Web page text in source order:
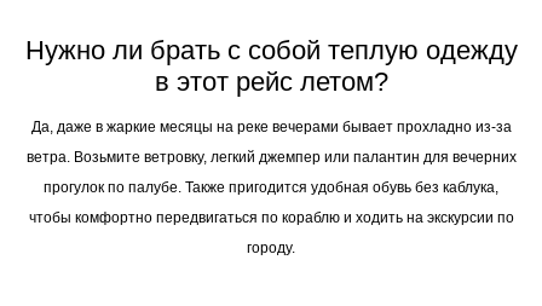
Нужно ли брать с собой теплую одежду
в этот рейс летом?
Да, даже в жаркие месяцы на реке вечерами бывает прохладно из-за
ветра. Возьмите ветровку, легкий джемпер или палантин для вечерних
прогулок по палубе. Также пригодится удобная обувь без каблука,
чтобы комфортно передвигаться по кораблю и ходить на экскурсии по
городу.